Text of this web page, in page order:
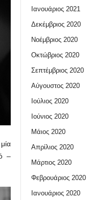
–
Ιανουάριος 2021
Δεκέμβριος 2020
Νοέμβριος 2020
Οκτώβριος 2020
Σεπτέμβριος 2020
Αύγουστος 2020
Ιούλιος 2020
Ιούνιος 2020
Μάιος 2020
Απρίλιος 2020
Μάρτιος 2020
Φεβρουάριος 2020
Ιανουάριος 2020